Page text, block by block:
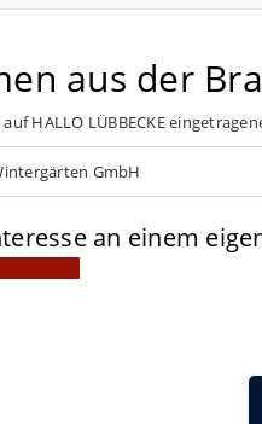
aus der
HALLO LÜBBECKE
GmbH
an einem